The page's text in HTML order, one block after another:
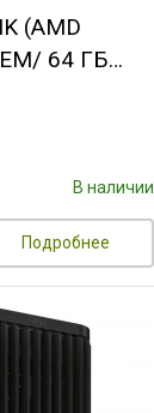
(AMD
64 ГБ
3X
В наличии
Подробнее